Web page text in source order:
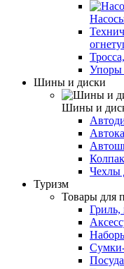
Упоры
Шины и диски
Шины и
Чехлы
Туризм
Товары для
Гриль,